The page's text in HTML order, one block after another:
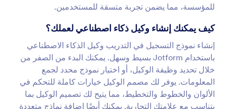
للمؤسسة، مما يضمن تجربة متسقة للمستخدمين.
كيف يمكنك إنشاء وكيل ذكاء اصطناعي لعملك؟
إنشاء نموذج التسجيل في التدريب وكيل الذكاء الاصطناعي
باستخدام Jotform بسيط وسهل. يمكنك البدء من الصفر من
خلال تحديد وظيفة الوكيل، أو اختيار نموذج محدد لجمع
المعلومات. يوفر لك مصمم الوكيل خيارات كاملة للتحكم في
الألوان والخطوط والتخطيط، مما يتيح لك تصميم الوكيل بما
يتناسب مع علامتك التجارية. يمكنك أيضًا إضافة نماذج متعددة